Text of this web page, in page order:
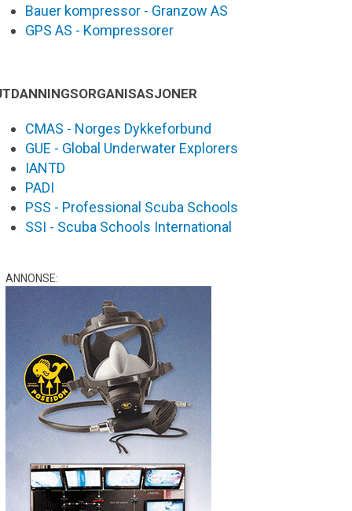
Bauer kompressor - Granzow AS
GPS AS - Kompressorer
CMAS - Norges Dykkeforbund
GUE - Global Underwater Explorers
IANTD
PADI
PSS - Professional Scuba Schools
SSI - Scuba Schools International
ANNONSE: